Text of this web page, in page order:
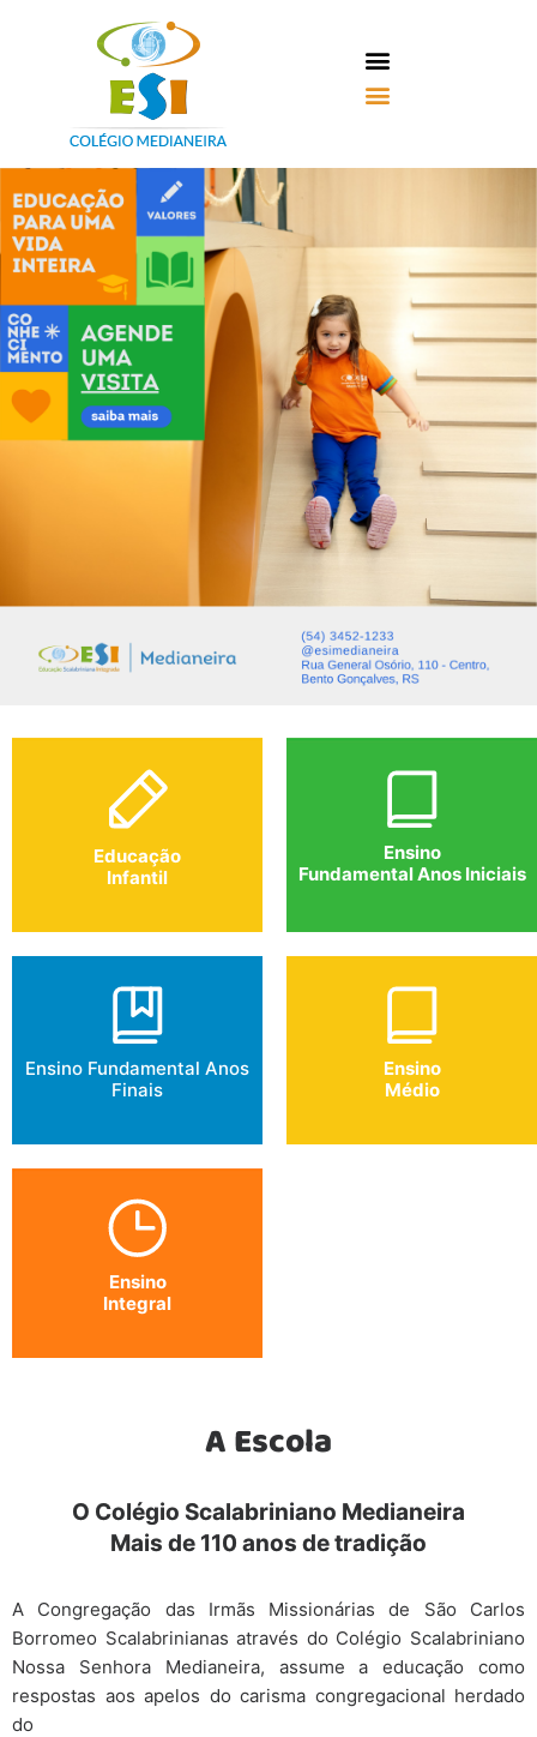
Educação
Infantil
Ensino
Fundamental Anos Iniciais
Ensino Fundamental Anos
Finais
Ensino
Médio
Ensino
Integral
A Escola
O Colégio Scalabriniano Medianeira
Mais de 110 anos de tradição
A Congregação das Irmãs Missionárias de São Carlos
Borromeo Scalabrinianas através do Colégio Scalabriniano
Nossa Senhora Medianeira, assume a educação como
respostas aos apelos do carisma congregacional herdado
do